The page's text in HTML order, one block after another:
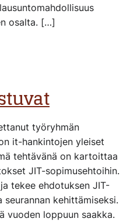
osalta. […]
työryhmän
it-hankintojen yleiset
tehtävänä on kartoittaa
JIT-sopimusehtoihin.
tekee ehdotuksen JIT-
kehittämiseksi.
vuoden loppuun saakka.